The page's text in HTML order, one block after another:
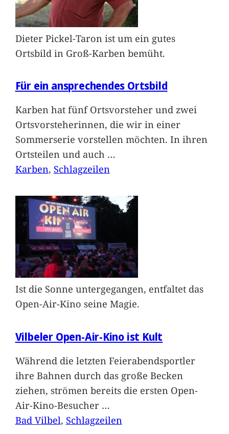
Dieter Pickel-Taron ist um ein gutes
Ortsbild in Groß-Karben bemüht.
Für ein ansprechendes Ortsbild
Karben hat fünf Ortsvorsteher und zwei
Ortsvorsteherinnen, die wir in einer
Sommerserie vorstellen möchten. In ihren
Ortsteilen und auch …
Karben, Schlagzeilen
Ist die Sonne untergegangen, entfaltet das
Open-Air-Kino seine Magie.
Vilbeler Open-Air-Kino ist Kult
Während die letzten Feierabendsportler
ihre Bahnen durch das große Becken
ziehen, strömen bereits die ersten Open-
Air-Kino-Besucher …
Bad Vilbel, Schlagzeilen